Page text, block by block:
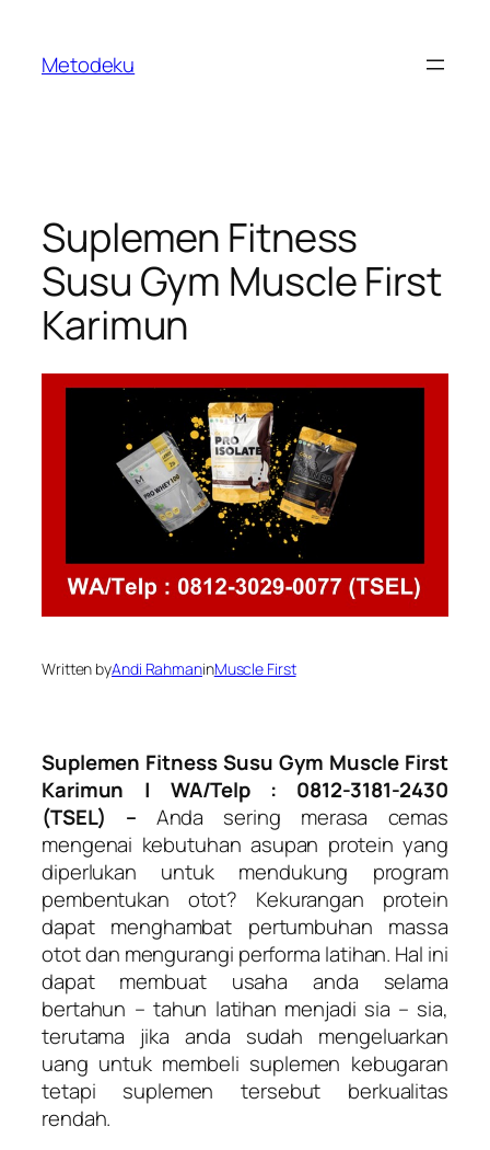
content
Metodeku
Suplemen Fitness
Susu Gym Muscle First
Karimun
Written byAndi RahmaninMuscle First
Suplemen Fitness Susu Gym Muscle First
Karimun | WA/Telp : 0812-3181-2430
(TSEL) – Anda sering merasa cemas
mengenai kebutuhan asupan protein yang
diperlukan untuk mendukung program
pembentukan otot? Kekurangan protein
dapat menghambat pertumbuhan massa
otot dan mengurangi performa latihan. Hal ini
dapat membuat usaha anda selama
bertahun – tahun latihan menjadi sia – sia,
terutama jika anda sudah mengeluarkan
uang untuk membeli suplemen kebugaran
tetapi suplemen tersebut berkualitas
rendah.